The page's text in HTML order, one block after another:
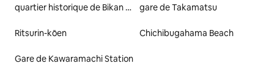
quartier historique de Bikan à Kurashiki gare de Takamatsu
Ritsurin-kōen Chichibugahama Beach
Gare de Kawaramachi Station